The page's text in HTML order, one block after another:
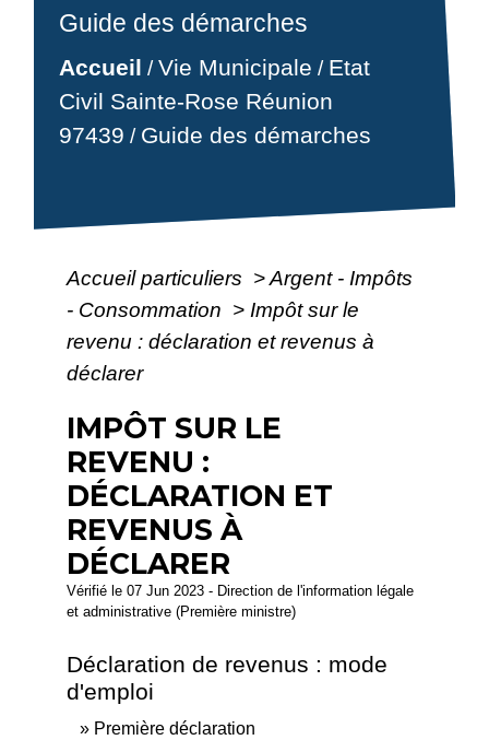
Guide des démarches
Accueil /Vie Municipale / Etat
Civil Sainte-Rose Réunion
97439 / Guide des démarches
Accueil particuliers >Argent - Impôts
- Consommation > Impôt sur le
revenu : déclaration et revenus à
déclarer
IMPÔT SUR LE
REVENU :
DÉCLARATION ET
REVENUS À
DÉCLARER
Vérifié le 07 Jun 2023 - Direction de l'information légale
et administrative (Première ministre)
Déclaration de revenus : mode
d'emploi
Première déclaration